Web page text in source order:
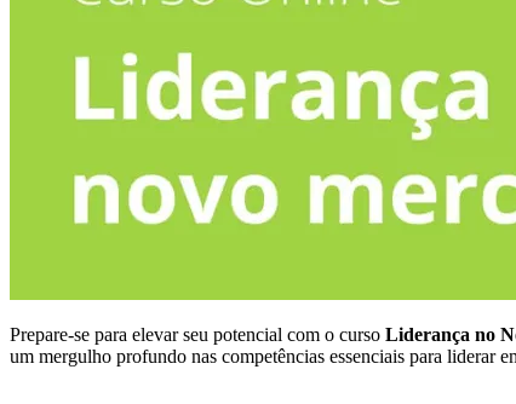
Prepare-se para elevar seu potencial com o curso Liderança no
um mergulho profundo nas competências essenciais para liderar